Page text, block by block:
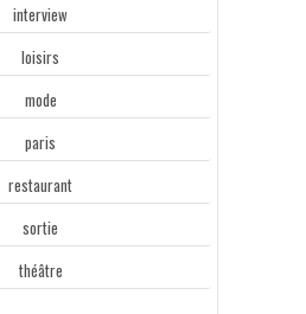
interview
loisirs
mode
paris
restaurant
sortie
théâtre